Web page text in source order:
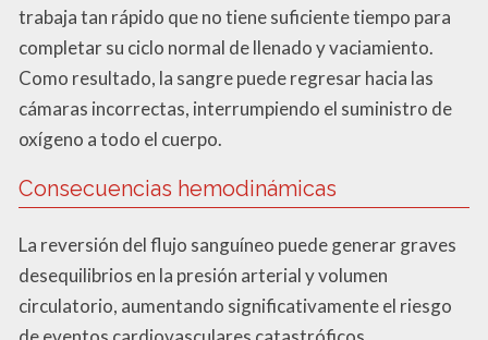
trabaja tan rápido que no tiene suficiente tiempo para
completar su ciclo normal de llenado y vaciamiento.
Como resultado, la sangre puede regresar hacia las
cámaras incorrectas, interrumpiendo el suministro de
oxígeno a todo el cuerpo.
Consecuencias hemodinámicas
La reversión del flujo sanguíneo puede generar graves
desequilibrios en la presión arterial y volumen
circulatorio, aumentando significativamente el riesgo